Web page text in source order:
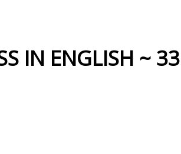
IN ENGLISH ~